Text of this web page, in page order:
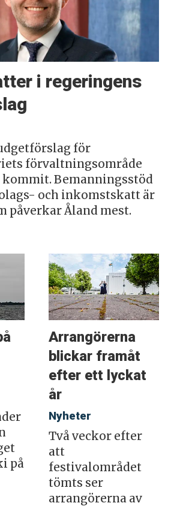
i regeringens
för
förvaltningsområde
kommit. Bemanningsstöd
och inkomstskatt är
påverkar Åland mest.
på
Arrangörerna
blickar framåt
efter ett lyckat
år
Nyheter
Två veckor efter
att
festivalområdet
tömts ser
arrangörerna av